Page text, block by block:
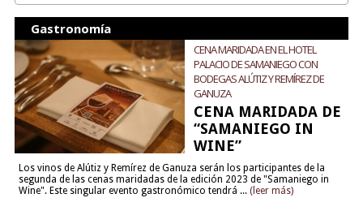
Gastronomía
CENA MARIDADA EN EL HOTEL
PALACIO DE SAMANIEGO CON
BODEGAS ALÚTIZ Y REMÍREZ DE
GANUZA
CENA MARIDADA DE
“SAMANIEGO IN
WINE”
Los vinos de Alútiz y Remírez de Ganuza serán los participantes de la
segunda de las cenas maridadas de la edición 2023 de "Samaniego in
Wine". Este singular evento gastronómico tendrá ... (leer más)